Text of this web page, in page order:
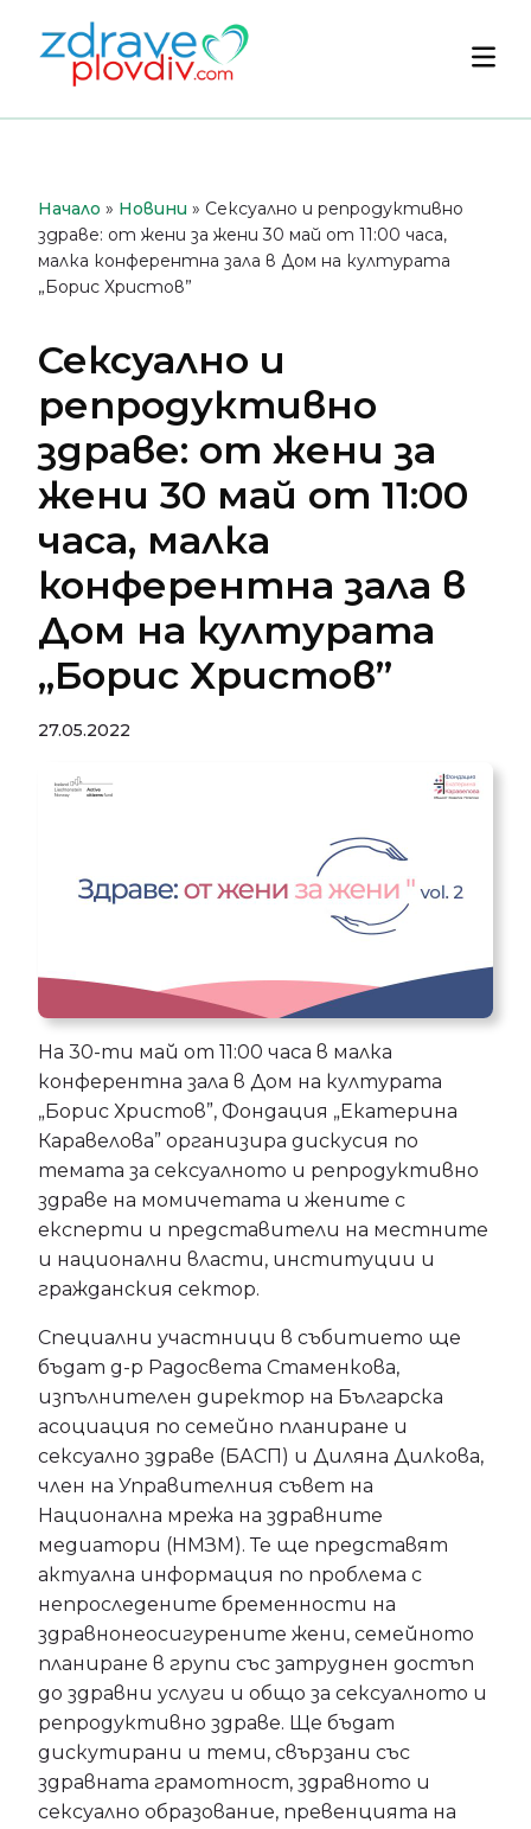
съдържанието
Начало » Новини » Сексуално и репродуктивно
здраве: от жени за жени 30 май от 11:00 часа,
малка конферентна зала в Дом на културата
„Борис Христов”
Сексуално и
репродуктивно
здраве: от жени за
жени 30 май от 11:00
часа, малка
конферентна зала в
Дом на културата
„Борис Христов”
27.05.2022
На 30-ти май от 11:00 часа в малка
конферентна зала в Дом на културата
„Борис Христов”, Фондация „Екатерина
Каравелова” организира дискусия по
темата за сексуалното и репродуктивно
здраве на момичетата и жените с
експерти и представители на местните
и национални власти, институции и
гражданския сектор.
Специални участници в събитието ще
бъдат д-р Радосвета Стаменкова,
изпълнителен директор на Българска
асоциация по семейно планиране и
сексуално здраве (БАСП) и Диляна Дилкова,
член на Управителния съвет на
Национална мрежа на здравните
медиатори (НМЗМ). Те ще представят
актуална информация по проблема с
непроследените бременности на
здравнонеосигурените жени, семейното
планиране в групи със затруднен достъп
до здравни услуги и общо за сексуалното и
репродуктивно здраве. Ще бъдат
дискутирани и теми, свързани със
здравната грамотност, здравното и
сексуално образование, превенцията на